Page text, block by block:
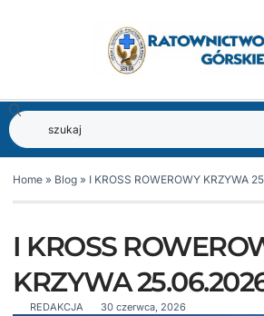
Home » Blog » I KROSS ROWEROWY KRZYWA
I KROSS
KRZYWA
REDAKCJA 30 czerwca, 2026